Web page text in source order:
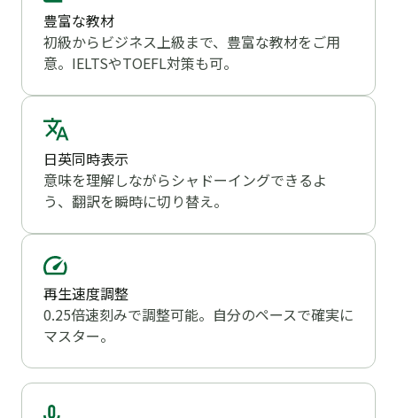
豊富な教材
初級からビジネス上級まで、豊富な教材をご用
意。IELTSやTOEFL対策も可。
日英同時表示
意味を理解しながらシャドーイングできるよ
う、翻訳を瞬時に切り替え。
再生速度調整
0.25倍速刻みで調整可能。自分のペースで確実に
マスター。